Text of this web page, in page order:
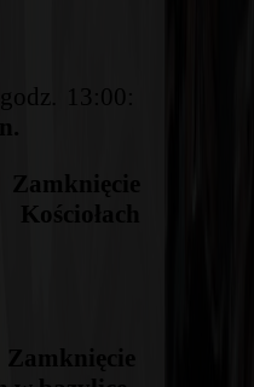
13:00:
Zamknięcie